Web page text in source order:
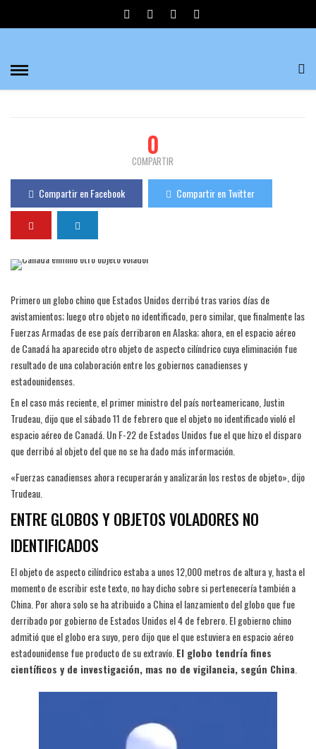
0
0
COMPARTIR
Compartir en Facebook Compartir en Twitter
Primero un globo chino que Estados Unidos derribó tras varios días de
avistamientos; luego otro objeto no identificado, pero similar, que finalmente las
Fuerzas Armadas de ese país derribaron en Alaska; ahora, en el espacio aéreo
de Canadá ha aparecido otro objeto de aspecto cilíndrico cuya eliminación fue
resultado de una colaboración entre los gobiernos canadienses y
estadounidenses.
En el caso más reciente, el primer ministro del país norteamericano, Justin
Trudeau, dijo que el sábado 11 de febrero que el objeto no identificado violó el
espacio aéreo de Canadá. Un F-22 de Estados Unidos fue el que hizo el disparo
que derribó al objeto del que no se ha dado más información.
«Fuerzas canadienses ahora recuperarán y analizarán los restos de objeto», dijo
Trudeau.
ENTRE GLOBOS Y OBJETOS VOLADORES NO
IDENTIFICADOS
El objeto de aspecto cilíndrico estaba a unos 12,000 metros de altura y, hasta el
momento de escribir este texto, no hay dicho sobre si pertenecería también a
China. Por ahora solo se ha atribuido a China el lanzamiento del globo que fue
derribado por gobierno de Estados Unidos el 4 de febrero. El gobierno chino
admitió que el globo era suyo, pero dijo que el que estuviera en espacio aéreo
estadounidense fue producto de su extravío. El globo tendría fines
científicos y de investigación, mas no de vigilancia, según China